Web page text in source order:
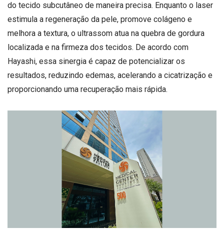
do tecido subcutâneo de maneira precisa. Enquanto o laser
estimula a regeneração da pele, promove colágeno e
melhora a textura, o ultrassom atua na quebra de gordura
localizada e na firmeza dos tecidos. De acordo com
Hayashi, essa sinergia é capaz de potencializar os
resultados, reduzindo edemas, acelerando a cicatrização e
proporcionando uma recuperação mais rápida.